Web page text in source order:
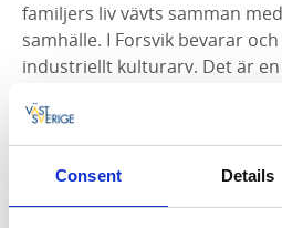
Consent Details
familjers liv vävts samman
samhälle. I Forsvik bevarar
industriellt kulturarv. Det är
samhällsutveckling.